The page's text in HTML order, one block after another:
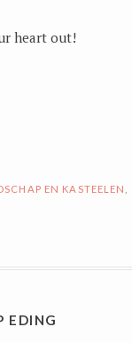
heart out!
EN KASTEELEN
EDING